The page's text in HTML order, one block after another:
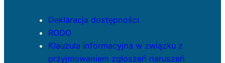
Deklaracja dostępności
RODO
Klauzula informacyjna w związku z
przyjmowaniem zgłoszeń naruszeń